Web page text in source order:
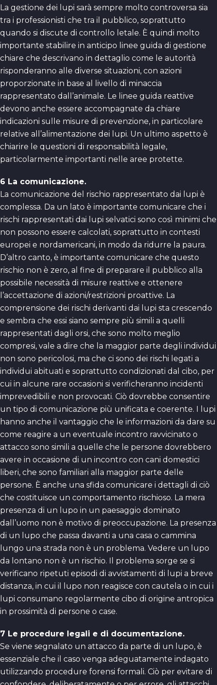
La gestione dei lupi sarà sempre molto controversa sia
tra i professionisti che tra il pubblico, soprattutto
quando si discute di controllo letale. È quindi molto
importante stabilire in anticipo linee guida di gestione
chiare che descrivano in dettaglio come le autorità
risponderanno alle diverse situazioni, con azioni
proporzionate in base al livello di minaccia
rappresentato dall’animale. Le linee guida reattive
devono anche essere accompagnate da chiare
indicazioni sulle misure di prevenzione, in particolare
relative all’alimentazione dei lupi. Un ultimo aspetto è
chiarire le questioni di responsabilità legale,
particolarmente importanti nelle aree protette.
6 La comunicazione.
La comunicazione del rischio rappresentato dai lupi è
complessa. Da un lato è importante comunicare che i
rischi rappresentati dai lupi selvatici sono così minimi che
non possono essere calcolati, soprattutto in contesti
europei e nordamericani, in modo da ridurre la paura.
D’altro canto, è importante comunicare che questo
rischio non è zero, al fine di preparare il pubblico alla
possibile necessità di misure reattive e ottenere
l’accettazione di azioni/restrizioni proattive. La
comprensione dei rischi derivanti dai lupi sta crescendo
e sembra che essi siano sempre più simili a quelli
rappresentati dagli orsi, che sono molto meglio
compresi, vale a dire che la maggior parte degli individui
non sono pericolosi, ma che ci sono dei rischi legati a
individui abituati e soprattutto condizionati dal cibo, per
cui in alcune rare occasioni si verificheranno incidenti
imprevedibili e non provocati. Ciò dovrebbe consentire
un tipo di comunicazione più unificata e coerente. I lupi
hanno anche il vantaggio che le informazioni da dare su
come reagire a un eventuale incontro ravvicinato o
attacco sono simili a quelle che le persone dovrebbero
avere in occasione di un incontro con cani domestici
liberi, che sono familiari alla maggior parte delle
persone. È anche una sfida comunicare i dettagli di ciò
che costituisce un comportamento rischioso. La mera
presenza di un lupo in un paesaggio dominato
dall’uomo non è motivo di preoccupazione. La presenza
di un lupo che passa davanti a una casa o cammina
lungo una strada non è un problema. Vedere un lupo
da lontano non è un rischio. Il problema sorge se si
verificano ripetuti episodi di avvistamenti di lupi a breve
distanza, in cui il lupo non reagisce con cautela o in cui i
lupi consumano regolarmente cibo di origine antropica
in prossimità di persone o case.
7 Le procedure legali e di documentazione.
Se viene segnalato un attacco da parte di un lupo, è
essenziale che il caso venga adeguatamente indagato
utilizzando procedure forensi formali. Ciò per evitare di